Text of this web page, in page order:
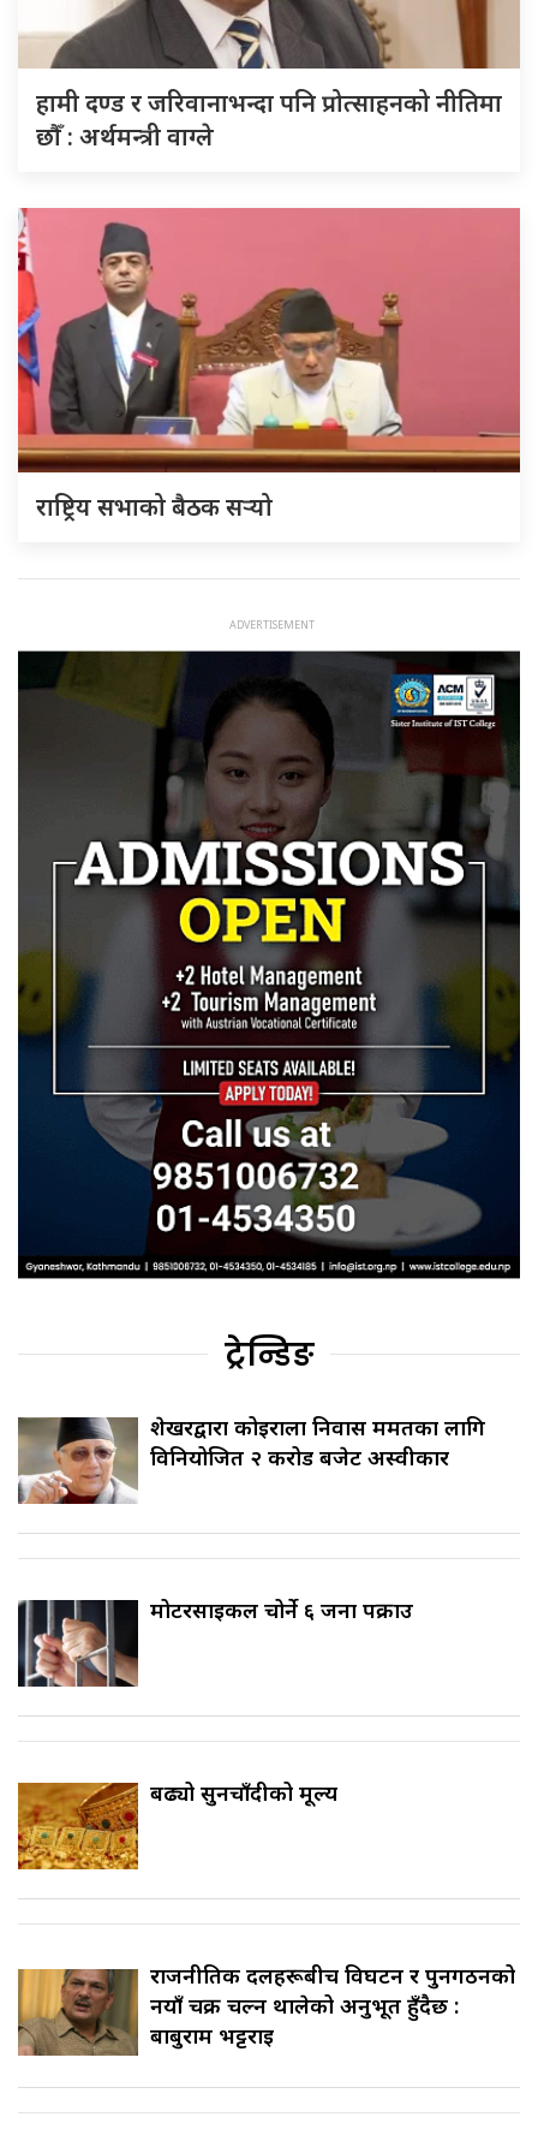
हामी दण्ड र जरिवानाभन्दा पनि प्रोत्साहनको नीतिमा
छौँ : अर्थमन्त्री वाग्ले
राष्ट्रिय सभाको बैठक सर्‍यो
ट्रेन्डिङ
शेखरद्वारा कोइराला निवास मर्मतका लागि
विनियोजित २ करोड बजेट अस्वीकार
मोटरसाइकल चोर्ने ६ जना पक्राउ
बढ्यो सुनचाँदीको मूल्य
राजनीतिक दलहरूबीच विघटन र पुनर्गठनको
नयाँ चक्र चल्न थालेको अनुभूत हुँदैछ :
बाबुराम भट्टराई